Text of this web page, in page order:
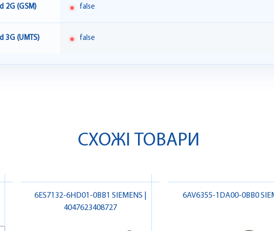
2G (GSM) false
(UMTS) false
СХОЖІ ТОВАРИ
6ES7132-6HD01-0BB1 SIEMENS |
4047623408727
6AV6355-1DA00-0BB0